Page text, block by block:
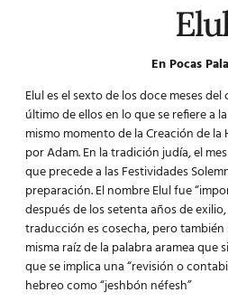
En Pocas
Elules elsexto de los doce meses
último de ellos en lo que se refiere a
mismo momento de la Creación de
por Adam. En la tradición judía, el
que precede a las Festividades
preparación. El nombre Elul fue
después de los setenta años de
traducción es cosecha, pero
misma raíz de la palabra aramea que
que se implica una “revisión o
hebreo como “jeshbón néfesh”